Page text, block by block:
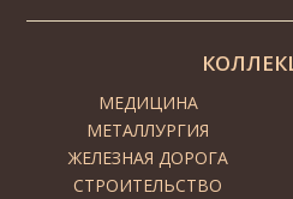
МЕДИЦИНА
МЕТАЛЛУРГИЯ
ЖЕЛЕЗНАЯ ДОРОГА
СТРОИТЕЛЬСТВО